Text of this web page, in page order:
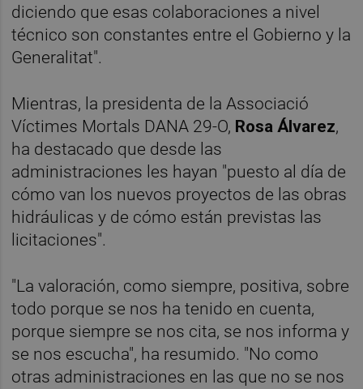
diciendo que esas colaboraciones a nivel
técnico son constantes entre el Gobierno y la
Generalitat".
Mientras, la presidenta de la Associació
Víctimes Mortals DANA 29-O, Rosa Álvarez,
ha destacado que desde las
administraciones les hayan "puesto al día de
cómo van los nuevos proyectos de las obras
hidráulicas y de cómo están previstas las
licitaciones".
"La valoración, como siempre, positiva, sobre
todo porque se nos ha tenido en cuenta,
porque siempre se nos cita, se nos informa y
se nos escucha", ha resumido. "No como
otras administraciones en las que no se nos